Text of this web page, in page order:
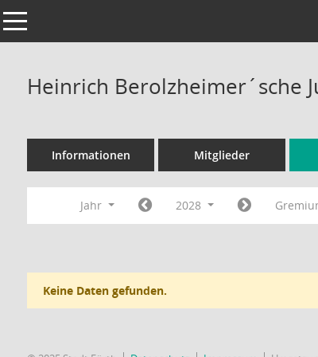
Toggle navigation
Heinrich Berolzheimer´sche
Informationen Mitglieder
Jahr 2028
Keine Daten gefunden.